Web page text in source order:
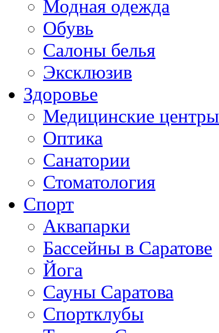
Модная одежда
Обувь
Салоны белья
Эксклюзив
Здоровье
Медицинские центры
Оптика
Санатории
Стоматология
Спорт
Аквапарки
Бассейны в Саратове
Йога
Сауны Саратова
Спортклубы